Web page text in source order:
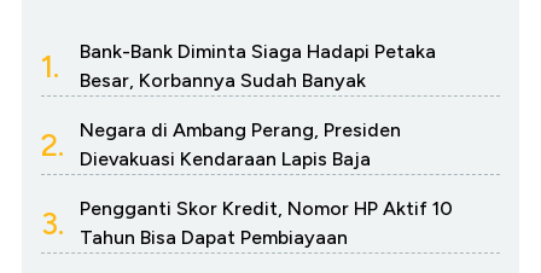
1.
Bank-Bank Diminta Siaga Hadapi Petaka
Besar, Korbannya Sudah Banyak
2.
Negara di Ambang Perang, Presiden
Dievakuasi Kendaraan Lapis Baja
3.
Pengganti Skor Kredit, Nomor HP Aktif 10
Tahun Bisa Dapat Pembiayaan